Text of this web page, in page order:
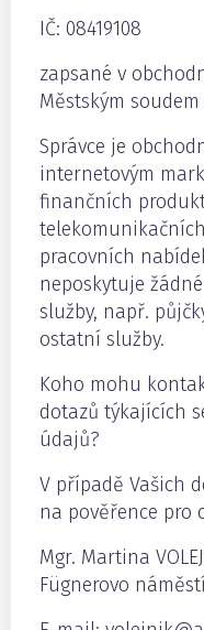
IČ: 08419108
zapsané v
Městským soudem
Správce je
internetovým
finančních
pracovních
neposkytuje
služby, např.
ostatní služby.
Koho mohu
dotazů týkajících
údajů?
V případě Vašich
na pověřence pro
Mgr. Martina
Fügnerovo